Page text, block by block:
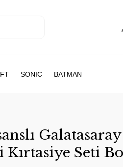
SONIC BATMAN
Galatasaray
Kırtasiye Seti